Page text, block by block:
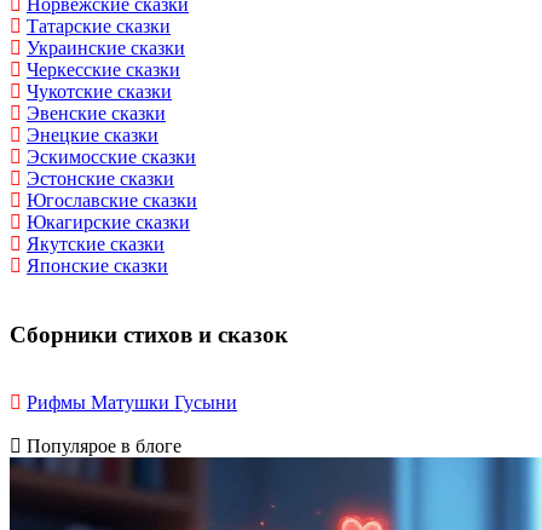
Норвежские сказки
Татарские сказки
Украинские сказки
Черкесские сказки
Чукотские сказки
Эвенские сказки
Энецкие сказки
Эскимосские сказки
Эстонские сказки
Югославские сказки
Юкагирские сказки
Якутские сказки
Японские сказки
Сборники стихов и сказок
Рифмы Матушки Гусыни
Популярое в блоге